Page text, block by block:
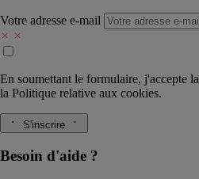
Votre adresse e-mail
En soumettant le formulaire, j'accepte la
la Politique relative aux cookies.
S'inscrire
Besoin d'aide ?